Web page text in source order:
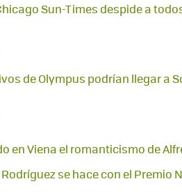
Sun-Times despide a
de Olympus podrían llegar a
en Viena el romanticismo de
se hace con el Premio